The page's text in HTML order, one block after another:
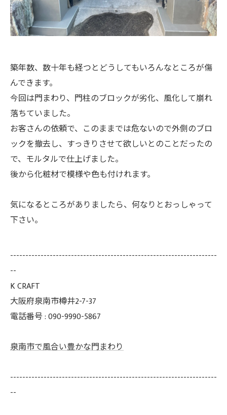
築年数、数十年も経つとどうしてもいろんなところが傷
んできます。
今回は門まわり、門柱のブロックが劣化、風化して崩れ
落ちていました。
お客さんの依頼で、このままでは危ないので外側のブロ
ックを撤去し、すっきりさせて欲しいとのことだったの
で、モルタルで仕上げました。
後から化粧材で模様や色も付けれます。
気になるところがありましたら、何なりとおっしゃって
下さい。
--------------------------------------------------------------------
--
K CRAFT
大阪府泉南市樽井2-7-37
電話番号 : 090-9990-5867
泉南市で風合い豊かな門まわり
--------------------------------------------------------------------
--